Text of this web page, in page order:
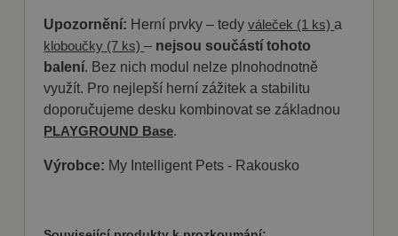
Upozornění: Herní prvky – tedyváleček (1 ks)a
kloboučky (7 ks)– nejsou součástí tohoto
balení. Bez nich modul nelze plnohodnotně
využít. Pro nejlepší herní zážitek a stabilitu
doporučujeme desku kombinovat se základnou
PLAYGROUND Base.
Výrobce: My Intelligent Pets - Rakousko